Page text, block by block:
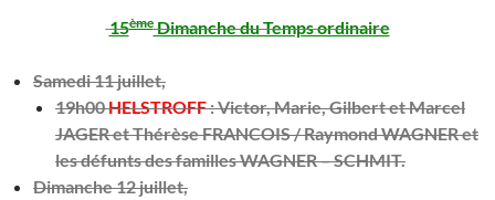
15èmeDimanche du Temps ordinaire
Samedi 11 juillet,
19h00HELSTROFF:Victor, Marie, Gilbert et Marcel
JAGER et Thérèse FRANCOIS / Raymond WAGNER et
les défunts des familles WAGNER – SCHMIT.
Dimanche 12 juillet,